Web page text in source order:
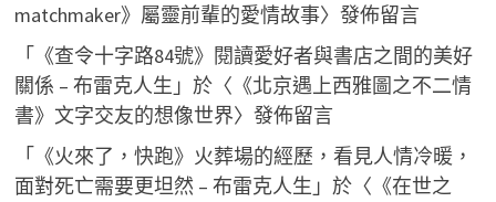
matchmaker》屬靈前輩的愛情故事〉發佈留言
「 《查令十字路84號》閱讀愛好者與書店之間的美好
關係 – 布雷克人生 」於〈 《北京遇上西雅圖之不二情
書》文字交友的想像世界〉發佈留言
「 《火來了，快跑》火葬場的經歷，看見人情冷暖，
面對死亡需要更坦然 – 布雷克人生 」於〈 《在世之